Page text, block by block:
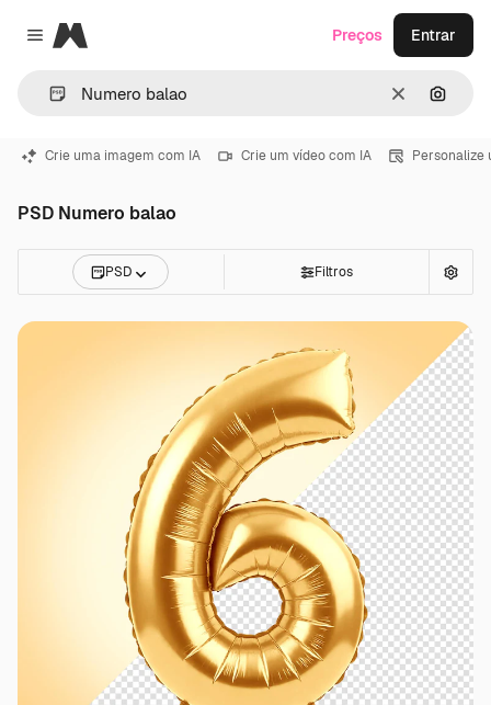
Close menu
Magnific
Limpar
Preços Entrar
Crie uma imagem com IA Crie um vídeo com IA Personalize
PSD Numero balao
PSD Filtros